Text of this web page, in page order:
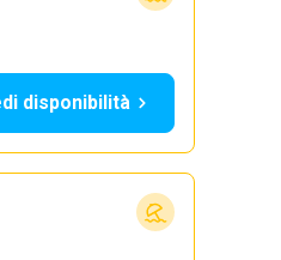
disponibilità